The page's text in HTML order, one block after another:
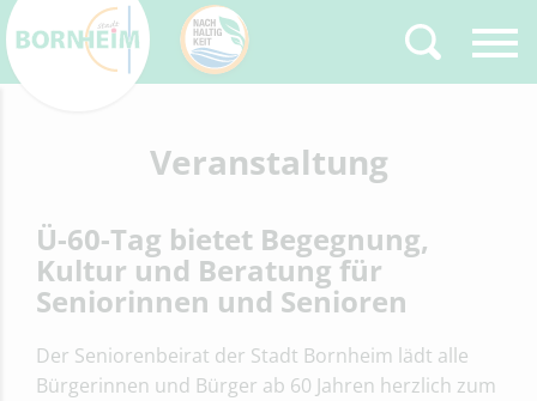
Type 2 or more
characters for results.
Veranstaltung
Ü-60-Tag bietet Begegnung,
Kultur und Beratung für
Seniorinnen und Senioren
Der Seniorenbeirat der Stadt Bornheim lädt alle
Bürgerinnen und Bürger ab 60 Jahren herzlich zum